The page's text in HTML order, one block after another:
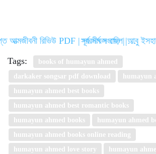
আত্মজীবনী রিভিউ PDF | সারমর্ম সংক্ষেপ |…
সূর্য দীঘল বাড়ি | আবু
Tags:
books of humayun ahmed
darkaker songsar pdf download
humayun
humayun ahmed best books
humayun ahmed best romantic books
humayun ahmed books
humayun ahmed
humayun ahmed books online reading
humayun ahmed love story
humayun